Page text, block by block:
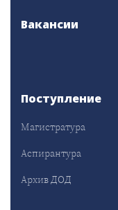
Вакансии
Поступление
Магистратура
Аспирантура
Архив ДОД